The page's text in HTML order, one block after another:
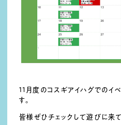
11月度のコスギアイハグでのイ
す。
皆様ぜひチェックして遊びに来て